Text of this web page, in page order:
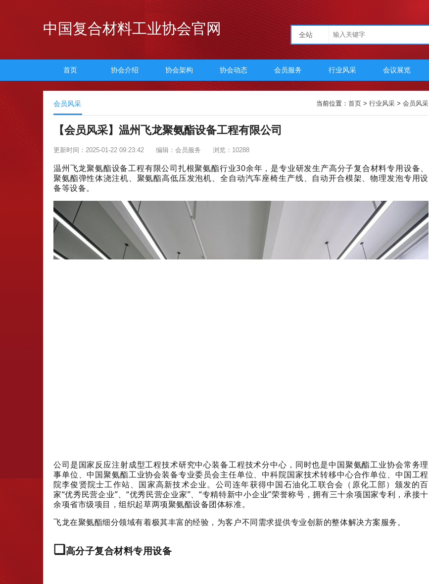
中国复合材料工业协会官网 全站
首页 协会介绍 协会架构 协会动态 会员服务 行业风采 会议展览
会员风采 当前位置： 首页 > 行业风采 > 会员风采
【会员风采】温州飞龙聚氨酯设备工程有限公司
更新时间：2025-01-22 09:23:42 编辑：会员服务 浏览：10288
温州飞龙聚氨酯设备工程有限公司扎根聚氨酯行业30余年，是专业研发生产高分子复合材料专用设备、
聚氨酯弹性体浇注机、聚氨酯高低压发泡机、全自动汽车座椅生产线、自动开合模架、物理发泡专用设
备等设备。
公司是国家反应注射成型工程技术研究中心装备工程技术分中心，同时也是中国聚氨酯工业协会常务理
事单位、中国聚氨酯工业协会装备专业委员会主任单位、中科院国家技术转移中心合作单位、中国工程
院李俊贤院士工作站、国家高新技术企业。公司连年获得中国石油化工联合会（原化工部）颁发的百
家“优秀民营企业”、“优秀民营企业家”、“专精特新中小企业”荣誉称号，拥有三十余项国家专利，承接十
余项省市级项目，组织起草两项聚氨酯设备团体标准。
飞龙在聚氨酯细分领域有着极其丰富的经验，为客户不同需求提供专业创新的整体解决方案服务。
❏高分子复合材料专用设备